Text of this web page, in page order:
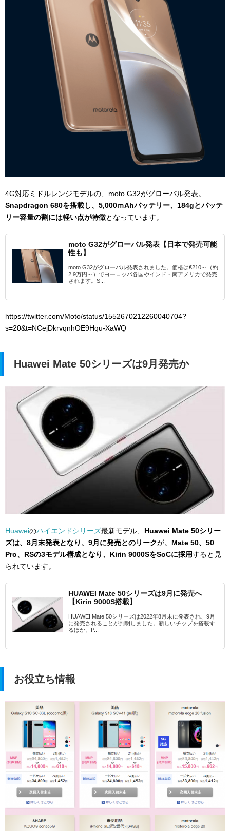
4G対応ミドルレンジモデルの、moto G32がグローバル発表。
Snapdragon 680を搭載し、5,000ｍAhバッテリー、184gとバッテ
リー容量の割には軽い点が特徴となっています。
moto G32がグローバル発表【日本で発売可能
性も】
moto G32がグローバル発表されました。価格は€210～（約
2.9万円～）でヨーロッパ各国やインド・南アメリカで発売
されます。S...
https://twitter.com/Moto/status/1552670212260040704?
s=20&t=NCejDkrvqnhOE9Hqu-XaWQ
Huawei Mate 50シリーズは9月発売か
Huaweiのハイエンドシリーズ最新モデル、 Huawei Mate 50シリー
ズは、8月末発表となり、9月に発売とのリークが。 Mate 50、50
Pro、RSの3モデル構成となり、Kirin 9000SをSoCに採用すると見
られています。
HUAWEI Mate 50シリーズは9月に発売へ
【Kirin 9000S搭載】
HUAWEI Mate 50シリーズは2022年8月末に発表され、9月
に発売されることが判明しました。新しいチップを搭載す
るほか、P...
お役立ち情報